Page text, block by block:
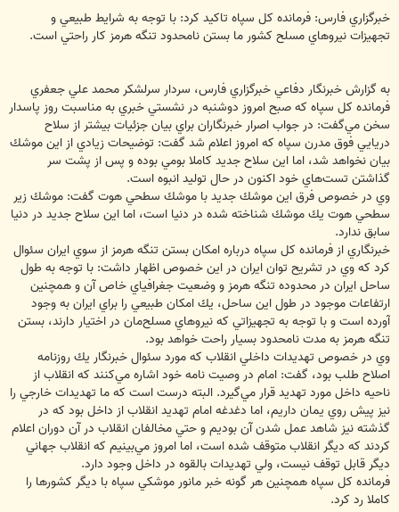
خبرگزاري فارس: فرمانده كل سپاه تاكيد كرد: با توجه به شرايط طبيعي و
تجهيزات نيروهاي مسلح كشور ما بستن نامحدود تنگه هرمز كار راحتي است.
به گزارش خبرنگار دفاعي خبرگزاري فارس، سردار سرلشكر محمد علي جعفري
فرمانده كل سپاه كه صبح امروز دوشنبه در نشستي خبري به مناسبت روز پاسدار
سخن مي‌گفت: در جواب اصرار خبرنگاران براي بيان جزئيات بيشتر از سلاح
دريايي فوق مدرن سپاه كه امروز اعلام شد گفت: توضيحات زيادي از اين موشك
بيان نخواهد شد، اما اين سلاح جديد كاملا بومي بوده و پس از پشت سر
گذاشتن تست‌هاي خود اكنون در حال توليد انبوه است.
وي در خصوص فرق اين موشك جديد با موشك سطحي هوت گفت: موشك زير
سطحي هوت يك موشك شناخته شده در دنيا است، اما اين سلاح جديد در دنيا
سابق ندارد.
خبرنگاري از فرمانده كل سپاه درباره امكان بستن تنگه هرمز از سوي ايران سئوال
كرد كه وي در تشريح توان ايران در اين خصوص اظهار داشت: با توجه به طول
ساحل ايران در محدوده تنگه هرمز و وضعيت جغرافياي خاص آن و همچنين
ارتفاعات موجود در طول اين ساحل، يك امكان طبيعي را براي ايران به وجود
آورده است و با توجه به تجهيزاتي كه نيروهاي مسلح‌مان در اختيار دارند، بستن
تنگه هرمز به مدت نامحدود بسيار راحت خواهد بود.
وي در خصوص تهديدات داخلي انقلاب كه مورد سئوال خبرنگار يك روزنامه
اصلاح طلب بود، گفت: امام در وصيت نامه خود اشاره مي‌كنند كه انقلاب از
ناحيه داخل مورد تهديد قرار مي‌گيرد. البته درست است كه ما تهديدات خارجي را
نيز پيش روي يمان داريم، اما دغدغه امام تهديد انقلاب از داخل بود كه در
گذشته نيز شاهد عمل شدن آن بوديم و حتي مخالفان انقلاب در آن دوران اعلام
كردند كه ديگر انقلاب متوقف شده است، اما امروز مي‌بينيم كه انقلاب جهاني
ديگر قابل توقف نيست، ولي تهديدات بالقوه در داخل وجود دارد.
فرمانده كل سپاه همچنين هر گونه خبر مانور موشكي سپاه با ديگر كشورها را
كاملا رد كرد.